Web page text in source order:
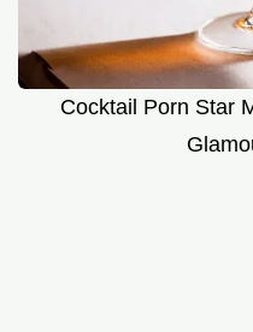
Cocktail Porn Star